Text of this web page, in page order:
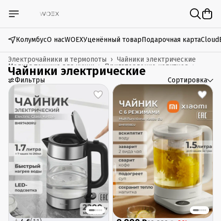
КолумбусО насWOEXУценённый товарПодарочная карта
Чайники электрические
Электрочайники и термопоты ›
Приготовление напитков ›
Мелкая техника для кухни ›
Бытовая техника ›
Главная ›
Чайники электрические
Фильтры Сортировка